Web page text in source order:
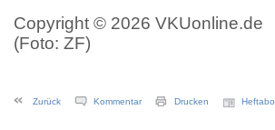
Copyright © 2026 VKUonline.de
(Foto: ZF)
Zurück Kommentar Drucken Heftabo